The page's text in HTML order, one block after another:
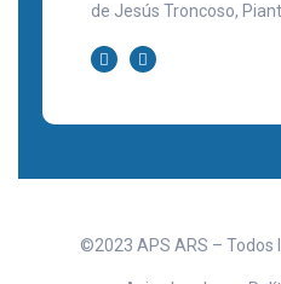
de Jesús Troncoso,
©2023 APS ARS – Todos